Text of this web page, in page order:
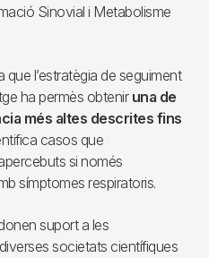
Sinovial i Metabolisme
que l’estratègia de seguiment
ha permès obtenir una de
més altes descrites fins
casos que
si només
símptomes respiratoris.
suport a les
societats científiques